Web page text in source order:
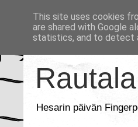
Hesarin päivän
This site uses cookies
are shared with Google
statistics, and to detect